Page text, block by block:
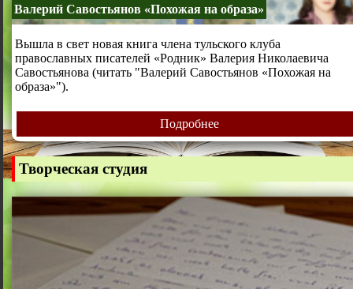
Валерий Савостьянов «Похожая на образа»
Вышла в свет новая книга члена тульского клуба
православных писателей «Родник» Валерия Николаевича
Савостьянова (читать "Валерий Савостьянов «Похожая на
образа»").
Подробнее
Творческая студия